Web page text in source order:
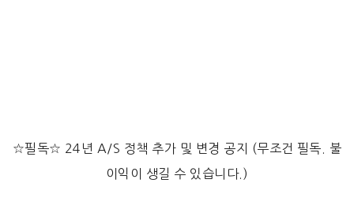
☆필독☆ 24년 A/S 정책 추가 및 변경 공지 (무조건 필독. 불
이익이 생길 수 있습니다.)